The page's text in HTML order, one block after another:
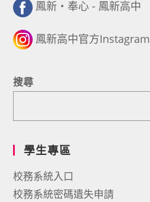
鳳新・奉心 - 鳳新高中
鳳新高中官方Instagram
搜尋
學生專區
校務系統入口
校務系統密碼遺失申請